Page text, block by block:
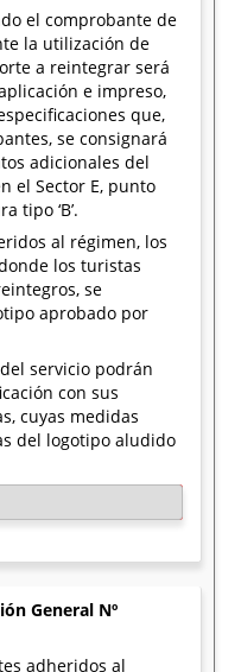
el comprobante de
la utilización de
a reintegrar será
e impreso,
que,
se consignará
adicionales del
el Sector E, punto
tipo ‘B’.
al régimen, los
los turistas
se
aprobado por
servicio podrán
con sus
cuyas medidas
del logotipo aludido
General Nº
adheridos al